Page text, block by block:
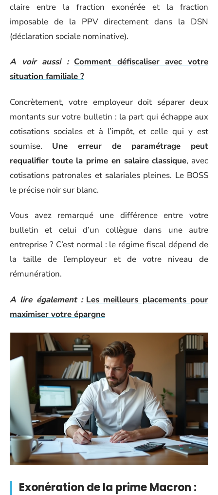
claire entre la fraction exonérée et la fraction
imposable de la PPV directement dans la DSN
(déclaration sociale nominative).
A voir aussi : Comment défiscaliser avec votre
situation familiale ?
Concrètement, votre employeur doit séparer deux
montants sur votre bulletin : la part qui échappe aux
cotisations sociales et à l’impôt, et celle qui y est
soumise. Une erreur de paramétrage peut
requalifier toute la prime en salaire classique, avec
cotisations patronales et salariales pleines. Le BOSS
le précise noir sur blanc.
Vous avez remarqué une différence entre votre
bulletin et celui d’un collègue dans une autre
entreprise ? C’est normal : le régime fiscal dépend de
la taille de l’employeur et de votre niveau de
rémunération.
A lire également : Les meilleurs placements pour
maximiser votre épargne
Exonération de la prime Macron :